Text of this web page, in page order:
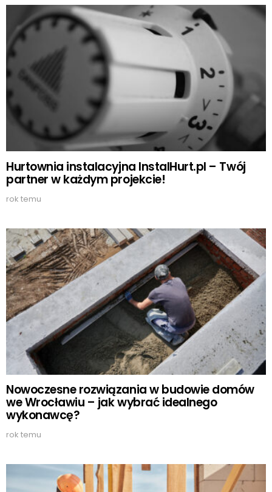
Hurtownia instalacyjna InstalHurt.pl – Twój
partner w każdym projekcie!
rok temu
Nowoczesne rozwiązania w budowie domów
we Wrocławiu – jak wybrać idealnego
wykonawcę?
rok temu